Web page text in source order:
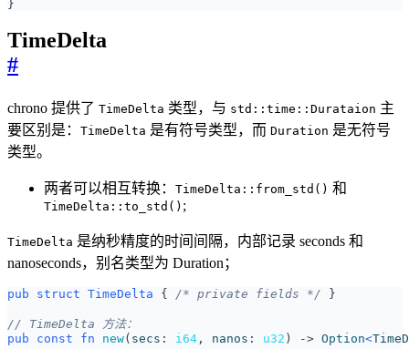
}
TimeDelta
#
chrono 提供了 TimeDelta 类型，与 std::time::Durataion 主
要区别是： TimeDelta 是有符号类型，而 Duration 是无符号
类型。
两者可以相互转换： TimeDelta::from_std() 和
TimeDelta::to_std() ;
TimeDelta 是纳秒精度的时间间隔，内部记录 seconds 和
nanoseconds，别名类型为 Duration；
pub struct TimeDelta { /* private fields */ }
pub
const fn new( secs : i64 , nanos : u32 ) -> Option<